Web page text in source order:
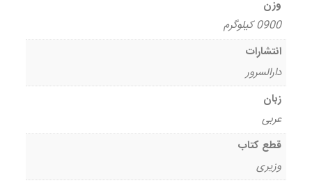
وزن
0900 کیلوگرم
انتشارات
دارالسرور
زبان
عربی
قطع کتاب
وزیری